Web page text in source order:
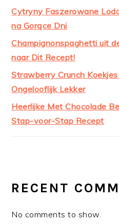
Cytryny Faszerowane
na Gorące Dni
Champignonspaghetti uit
naar Dit Recept!
Strawberry Crunch
Ongelooflijk Lekker
Heerlijke Met Chocolade
Stap-voor-Stap Recept
RECENT
No comments to show.